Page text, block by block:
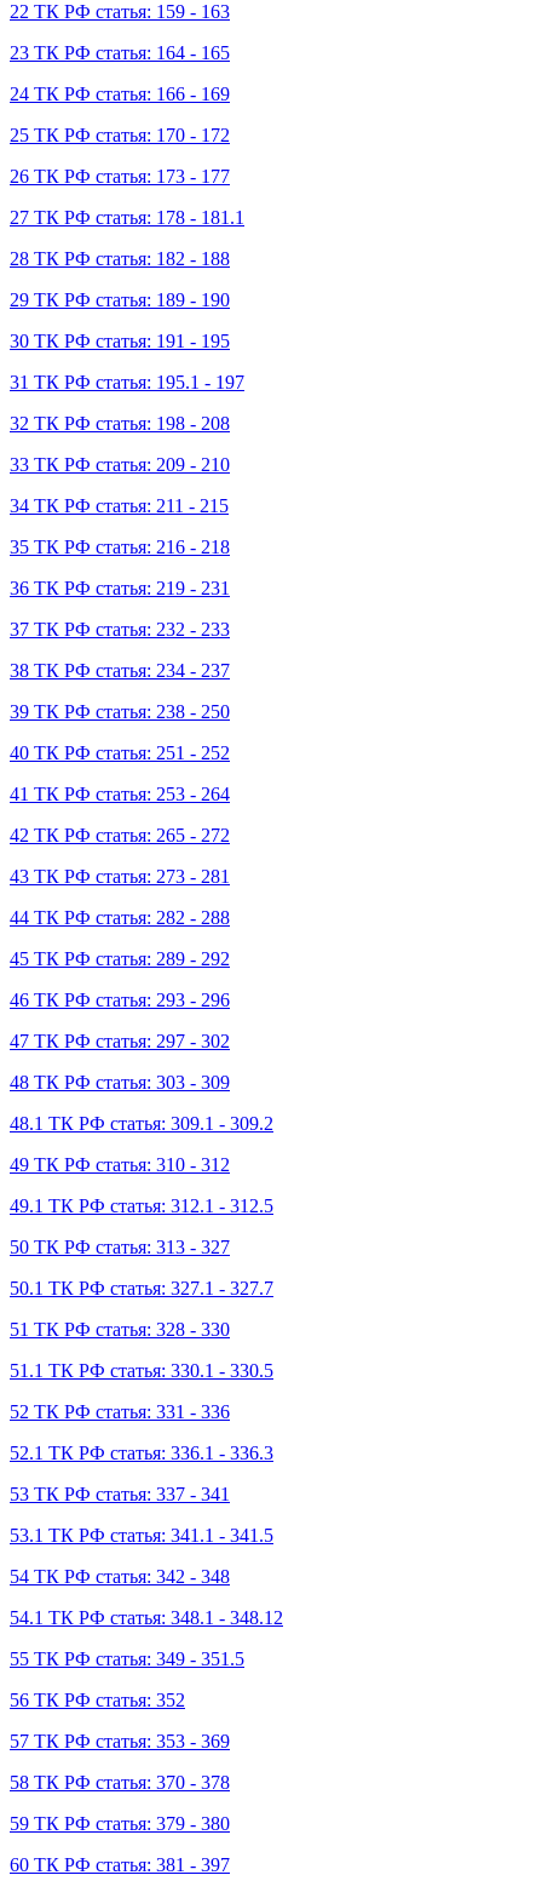
22 ТК РФ статья: 159 - 163
23 ТК РФ статья: 164 - 165
24 ТК РФ статья: 166 - 169
25 ТК РФ статья: 170 - 172
26 ТК РФ статья: 173 - 177
27 ТК РФ статья: 178 - 181.1
28 ТК РФ статья: 182 - 188
29 ТК РФ статья: 189 - 190
30 ТК РФ статья: 191 - 195
31 ТК РФ статья: 195.1 - 197
32 ТК РФ статья: 198 - 208
33 ТК РФ статья: 209 - 210
34 ТК РФ статья: 211 - 215
35 ТК РФ статья: 216 - 218
36 ТК РФ статья: 219 - 231
37 ТК РФ статья: 232 - 233
38 ТК РФ статья: 234 - 237
39 ТК РФ статья: 238 - 250
40 ТК РФ статья: 251 - 252
41 ТК РФ статья: 253 - 264
42 ТК РФ статья: 265 - 272
43 ТК РФ статья: 273 - 281
44 ТК РФ статья: 282 - 288
45 ТК РФ статья: 289 - 292
46 ТК РФ статья: 293 - 296
47 ТК РФ статья: 297 - 302
48 ТК РФ статья: 303 - 309
48.1 ТК РФ статья: 309.1 - 309.2
49 ТК РФ статья: 310 - 312
49.1 ТК РФ статья: 312.1 - 312.5
50 ТК РФ статья: 313 - 327
50.1 ТК РФ статья: 327.1 - 327.7
51 ТК РФ статья: 328 - 330
51.1 ТК РФ статья: 330.1 - 330.5
52 ТК РФ статья: 331 - 336
52.1 ТК РФ статья: 336.1 - 336.3
53 ТК РФ статья: 337 - 341
53.1 ТК РФ статья: 341.1 - 341.5
54 ТК РФ статья: 342 - 348
54.1 ТК РФ статья: 348.1 - 348.12
55 ТК РФ статья: 349 - 351.5
56 ТК РФ статья: 352
57 ТК РФ статья: 353 - 369
58 ТК РФ статья: 370 - 378
59 ТК РФ статья: 379 - 380
60 ТК РФ статья: 381 - 397